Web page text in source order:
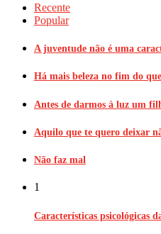
Recente
Popular
A juventude não é uma
Há mais beleza no fim do
Antes de darmos à luz um
Aquilo que te quero deixar
Não faz mal
1
Características psicológicas